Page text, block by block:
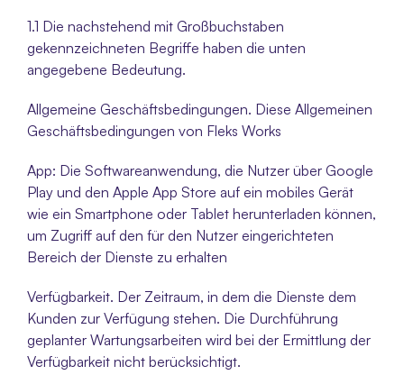
1.1 Die nachstehend mit Großbuchstaben
gekennzeichneten Begriffe haben die unten
angegebene Bedeutung.
Allgemeine Geschäftsbedingungen. Diese Allgemeinen
Geschäftsbedingungen von Fleks Works
App: Die Softwareanwendung, die Nutzer über Google
Play und den Apple App Store auf ein mobiles Gerät
wie ein Smartphone oder Tablet herunterladen können,
um Zugriff auf den für den Nutzer eingerichteten
Bereich der Dienste zu erhalten
Verfügbarkeit. Der Zeitraum, in dem die Dienste dem
Kunden zur Verfügung stehen. Die Durchführung
geplanter Wartungsarbeiten wird bei der Ermittlung der
Verfügbarkeit nicht berücksichtigt.